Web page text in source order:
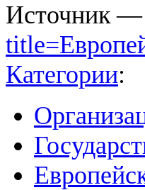
Источник —
Категории: